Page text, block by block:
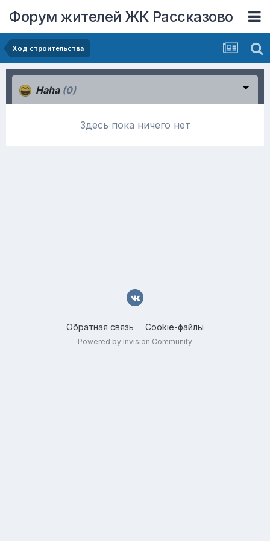
Форум жителей ЖК Рассказово
Ход строительства
Haha (0)
Здесь пока ничего нет
Обратная связь Cookie-файлы
Powered by Invision Community